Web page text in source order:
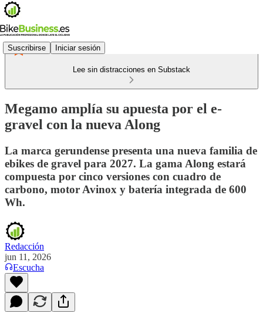
Suscribirse Iniciar sesión
Lee sin distracciones en Substack
Megamo amplía su apuesta por el e-
gravel con la nueva Along
La marca gerundense presenta una nueva familia de
ebikes de gravel para 2027. La gama Along estará
compuesta por cinco versiones con cuadro de
carbono, motor Avinox y batería integrada de 600
Wh.
Redacción
jun 11, 2026
Escucha